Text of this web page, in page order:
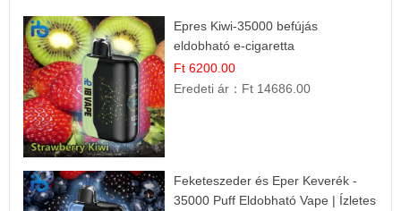
Epres Kiwi-35000 befújás
eldobható e-cigaretta
Ft 6200.00
Eredeti ár： Ft 14686.00
Feketeszeder és Eper Keverék -
35000 Puff Eldobható Vape | Ízletes